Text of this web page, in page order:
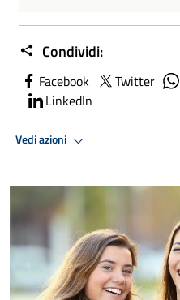
Condividi:
Facebook Twitter
LinkedIn
Vedi azioni